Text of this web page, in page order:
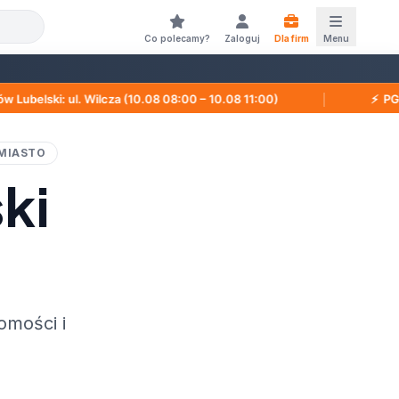
Co polecamy? Zaloguj Dla firm Menu
(10.08 08:00 – 10.08 11:00) │ PGE Przerwy w
i